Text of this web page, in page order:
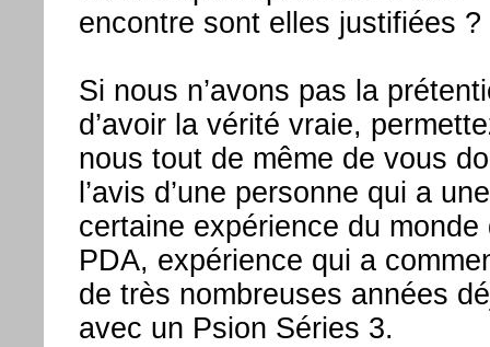
encontre sont elles justifiées ?
Si nous n’avons pas la
d’avoir la vérité vraie,
nous tout de même de vous
l’avis d’une personne qui a une
certaine expérience du monde
PDA, expérience qui a
de très nombreuses années
avec un Psion Séries 3.